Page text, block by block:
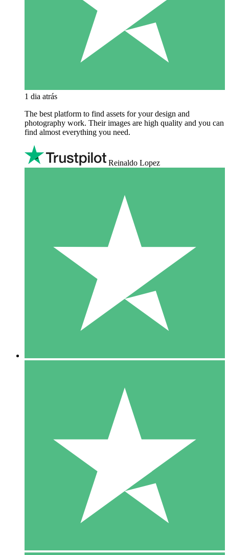
1 dia atrás
The best platform to find assets for your design and
photography work. Their images are high quality and you can
find almost everything you need.
Reinaldo Lopez